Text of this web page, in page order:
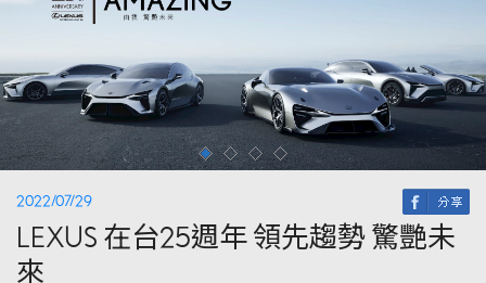
2022/07/29
LEXUS 在台25週年 領先趨勢 驚艷未
來